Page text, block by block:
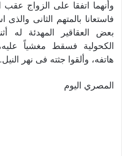
وأنهما اتفقا على الزواج
فاستعانا بالمتهم الثانى
بعض العقاقير المهدئة له
الكحولية فسقط مغشياً
هاتفه، وألقوا جثته فى نهر النيل.
المصري اليوم